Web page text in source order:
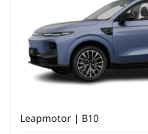
Leapmotor | B10